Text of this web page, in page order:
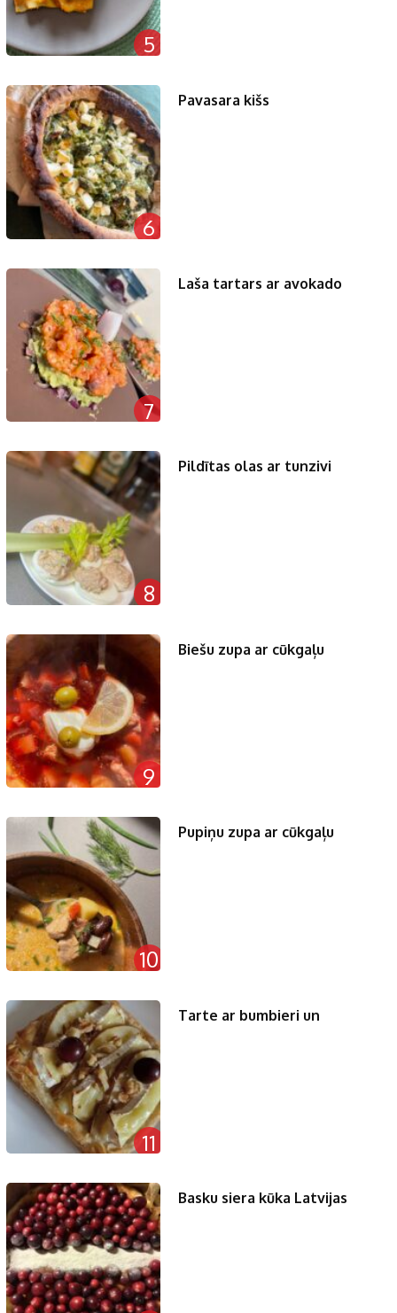
5
6
Pavasara kišs
7
Laša tartars ar avokado
8
Pildītas olas ar tunzivi
9
Biešu zupa ar cūkgaļu
10
Pupiņu zupa ar cūkgaļu
11
Tarte ar bumbieri un
Basku siera kūka Latvijas